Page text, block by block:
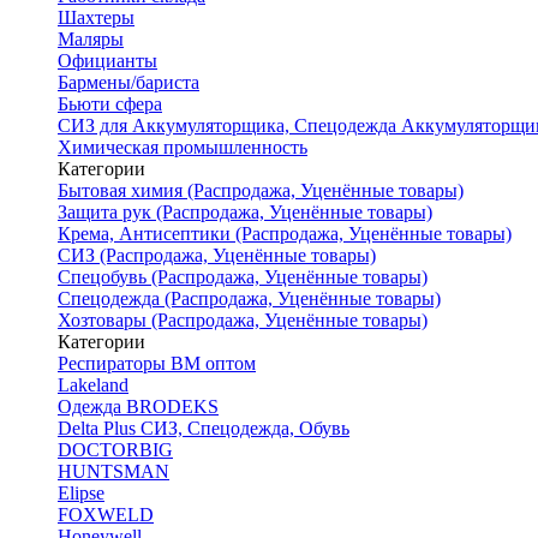
Шахтеры
Маляры
Официанты
Бармены/бариста
Бьюти сфера
СИЗ для Аккумуляторщика, Спецодежда
Химическая промышленность
Категории
Бытовая химия (Распродажа, Уценённые товары)
Защита рук (Распродажа, Уценённые товары)
Крема, Антисептики (Распродажа, Уценённые товары)
СИЗ (Распродажа, Уценённые товары)
Спецобувь (Распродажа, Уценённые товары)
Спецодежда (Распродажа, Уценённые товары)
Хозтовары (Распродажа, Уценённые товары)
Категории
Респираторы ВМ оптом
Lakeland
Одежда BRODEKS
Delta Plus СИЗ, Спецодежда, Обувь
DOCTORBIG
HUNTSMAN
Elipse
FOXWELD